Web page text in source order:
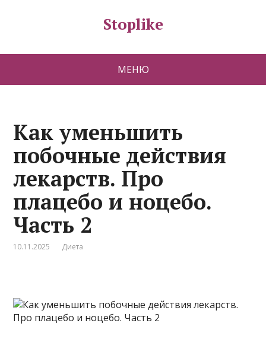
Stoplike
МЕНЮ
Как уменьшить
побочные действия
лекарств. Про
плацебо и ноцебо.
Часть 2
10.11.2025 Диета